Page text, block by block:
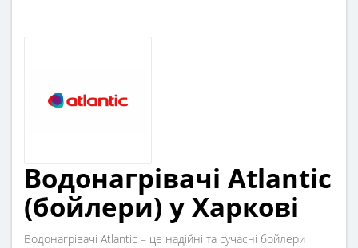
Водонагрівачі Atlantic
(бойлери) у Харкові
Водонагрівачі Atlantic – це надійні та сучасні бойлери